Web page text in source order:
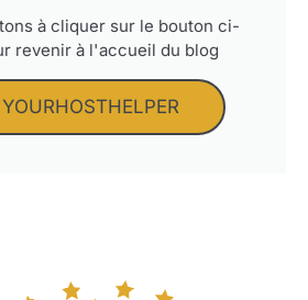
à cliquer sur le bouton ci-
revenir à l'accueil du blog